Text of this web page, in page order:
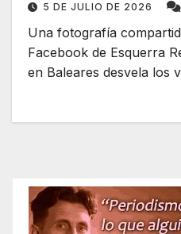
5 DE JULIO DE 2026
Una fotografía
Facebook de Esquerra
en Baleares desvela los